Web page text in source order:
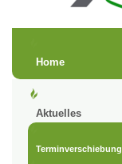
Home
Aktuelles
Terminverschiebung